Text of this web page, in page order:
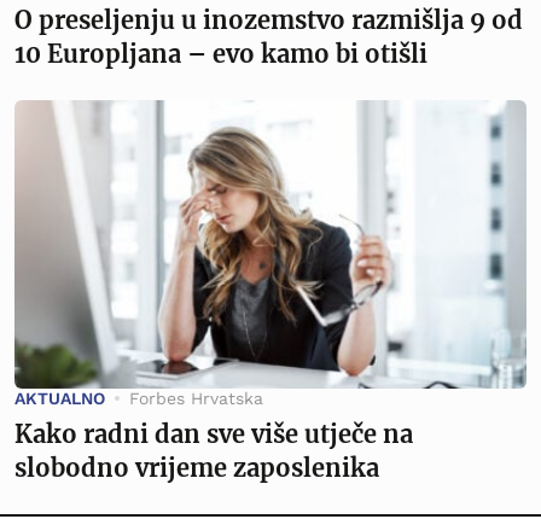
O preseljenju u inozemstvo razmišlja 9 od
10 Europljana – evo kamo bi otišli
AKTUALNO Forbes Hrvatska
Kako radni dan sve više utječe na
slobodno vrijeme zaposlenika